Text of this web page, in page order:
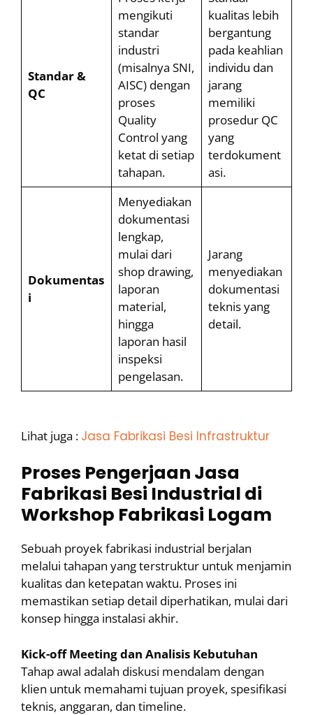
Standar &
QC
mengikuti
standar
industri
(misalnya SNI,
AISC) dengan
proses
Quality
Control yang
ketat di setiap
tahapan.
kualitas lebih
bergantung
pada keahlian
individu dan
jarang
memiliki
prosedur QC
yang
terdokument
asi.
Dokumentas
i
Menyediakan
dokumentasi
lengkap,
mulai dari
shop drawing,
laporan
material,
hingga
laporan hasil
inspeksi
pengelasan.
Jarang
menyediakan
dokumentasi
teknis yang
detail.
Lihat juga : Jasa Fabrikasi Besi Infrastruktur
Proses Pengerjaan Jasa
Fabrikasi Besi Industrial di
Workshop Fabrikasi Logam
Sebuah proyek fabrikasi industrial berjalan
melalui tahapan yang terstruktur untuk menjamin
kualitas dan ketepatan waktu. Proses ini
memastikan setiap detail diperhatikan, mulai dari
konsep hingga instalasi akhir.
Kick-off Meeting dan Analisis Kebutuhan
Tahap awal adalah diskusi mendalam dengan
klien untuk memahami tujuan proyek, spesifikasi
teknis, anggaran, dan timeline.